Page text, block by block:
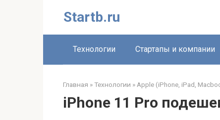
Startb.ru
Технологии Стартапы и компании
Главная »Технологии » Apple (iPhone, iPad,
iPhone 11 Pro